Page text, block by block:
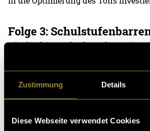
Zustimmung Details
Diese Webseite verwendet Cookies
Folge 3:
Für die dritte Folge besuchten wir
Endingen, Aargau. Zusammen mit
Kolleginnen zeigte sie uns
Schulstufenbarren und unterstützte
Die grösste Herausforderung bei